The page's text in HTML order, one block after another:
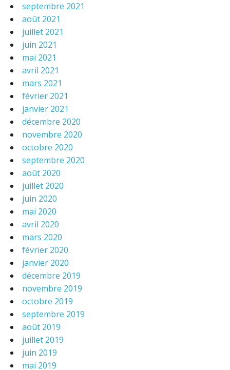
septembre 2021
août 2021
juillet 2021
juin 2021
mai 2021
avril 2021
mars 2021
février 2021
janvier 2021
décembre 2020
novembre 2020
octobre 2020
septembre 2020
août 2020
juillet 2020
juin 2020
mai 2020
avril 2020
mars 2020
février 2020
janvier 2020
décembre 2019
novembre 2019
octobre 2019
septembre 2019
août 2019
juillet 2019
juin 2019
mai 2019